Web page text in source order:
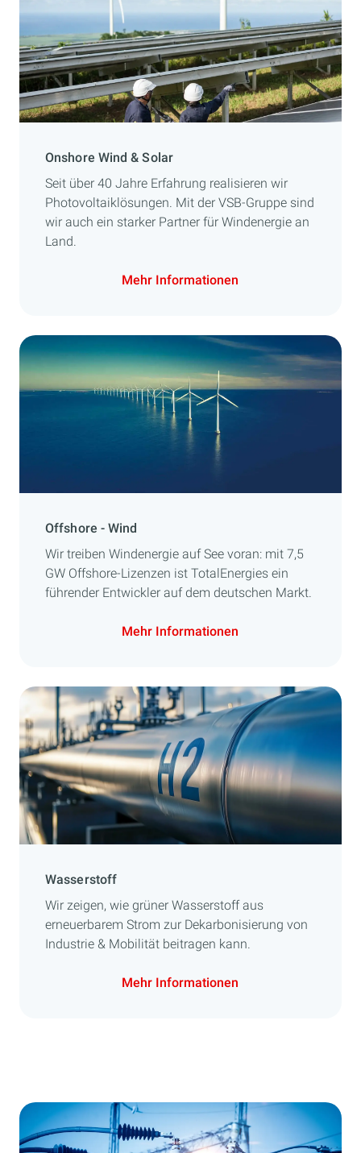
Onshore Wind & Solar
Seit über 40 Jahre Erfahrung realisieren wir
Photovoltaiklösungen. Mit der VSB-Gruppe sind
wir auch ein starker Partner für Windenergie an
Land.
Mehr Informationen
Offshore - Wind
Wir treiben Windenergie auf See voran: mit 7,5
GW Offshore-Lizenzen ist TotalEnergies ein
führender Entwickler auf dem deutschen Markt.
Mehr Informationen
Wasserstoff
Wir zeigen, wie grüner Wasserstoff aus
erneuerbarem Strom zur Dekarbonisierung von
Industrie & Mobilität beitragen kann.
Mehr Informationen